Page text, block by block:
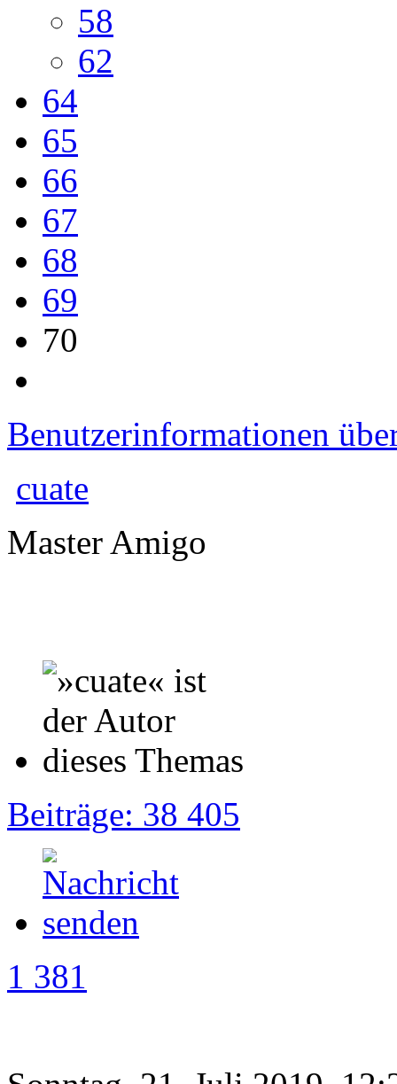
58
62
64
65
66
67
68
69
70
Benutzerinformationen
cuate
Master Amigo
Beiträge: 38 405
1 381